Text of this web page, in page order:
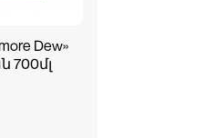
Dew»
700մլ